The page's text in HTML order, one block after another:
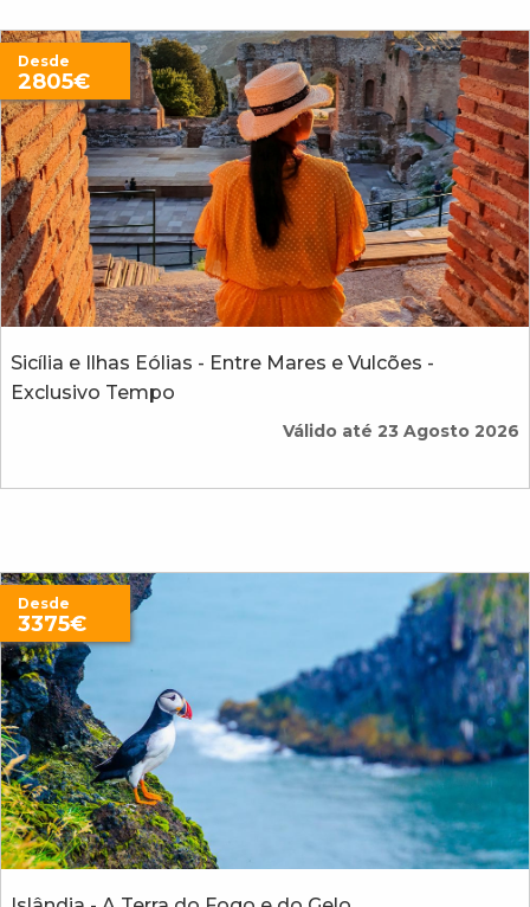
Sicília e Ilhas Eólias - Entre Mares e Vulcões -
Exclusivo Tempo
Desde
2805€
Válido até 23 Agosto 2026
Desde
3375€